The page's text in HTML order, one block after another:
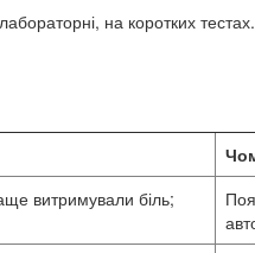
на коротких
витримували біль;